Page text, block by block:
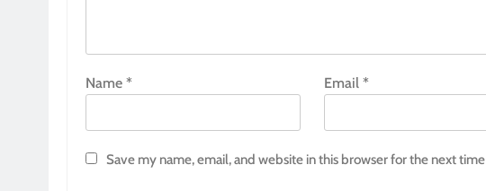
Name * Email*
Save my name, email, and website in this browser for the next